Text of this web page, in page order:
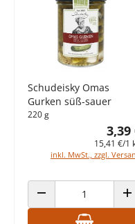
Schudeisky Omas
Gurken süß-sauer
220 g
3,39
15,41 €/1
inkl. MwSt., zzgl.
ANZAHL VERRINGERN